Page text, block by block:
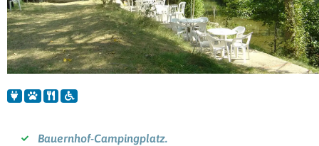
Bauernhof-Campingplatz.